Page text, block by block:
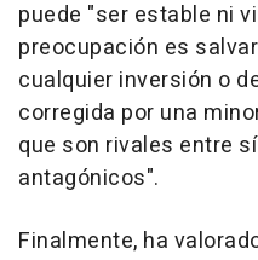
puede "ser estable ni
preocupación es
cualquier inversión o
corregida por una
que son rivales entre
antagónicos".
Finalmente, ha